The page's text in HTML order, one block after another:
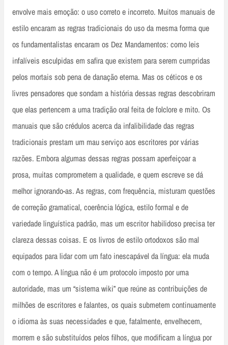
envolve mais emoção: o uso correto e incorreto. Muitos manuais de
estilo encaram as regras tradicionais do uso da mesma forma que
os fundamentalistas encaram os Dez Mandamentos: como leis
infalíveis esculpidas em safira que existem para serem cumpridas
pelos mortais sob pena de danação eterna. Mas os céticos e os
livres pensadores que sondam a história dessas regras descobriram
que elas pertencem a uma tradição oral feita de folclore e mito. Os
manuais que são crédulos acerca da infalibilidade das regras
tradicionais prestam um mau serviço aos escritores por várias
razões. Embora algumas dessas regras possam aperfeiçoar a
prosa, muitas comprometem a qualidade, e quem escreve se dá
melhor ignorando-as. As regras, com frequência, misturam questões
de correção gramatical, coerência lógica, estilo formal e de
variedade linguística padrão, mas um escritor habilidoso precisa ter
clareza dessas coisas. E os livros de estilo ortodoxos são mal
equipados para lidar com um fato inescapável da língua: ela muda
com o tempo. A língua não é um protocolo imposto por uma
autoridade, mas um “sistema wiki” que reúne as contribuições de
milhões de escritores e falantes, os quais submetem continuamente
o idioma às suas necessidades e que, fatalmente, envelhecem,
morrem e são substituídos pelos filhos, que modificam a língua por